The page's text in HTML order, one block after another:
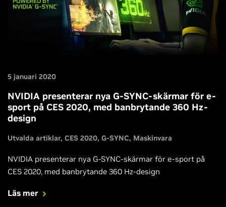
5 januari 2020
NVIDIA presenterar nya G-SYNC-skärmar för e-
sport på CES 2020, med banbrytande 360 Hz-
design
Utvalda artiklar CES 2020 G-SYNC Maskinvara
NVIDIA presenterar nya G-SYNC-skärmar för e-sport på
CES 2020, med banbrytande 360 Hz-design
Läs mer